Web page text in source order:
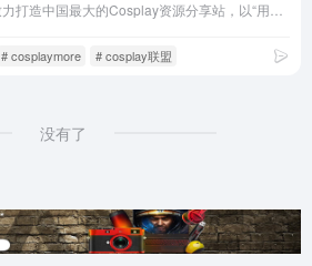
# cosplaymore # cosplay联盟
没有了